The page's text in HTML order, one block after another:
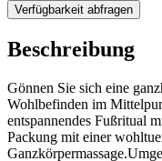
Verfügbarkeit abfragen
Beschreibung
Gönnen Sie sich eine
Wohlbefinden im
entspannendes Fußritual
Packung mit einer